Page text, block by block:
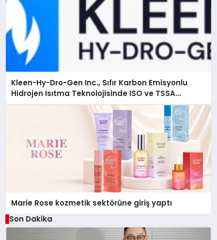
Kleen-Hy-Dro-Gen Inc., Sıfır Karbon Emisyonlu
Hidrojen Isıtma Teknolojisinde ISO ve TSSA
Düzenleyici Onaylarını Aldı
Marie Rose kozmetik sektörüne giriş yaptı
Son Dakika